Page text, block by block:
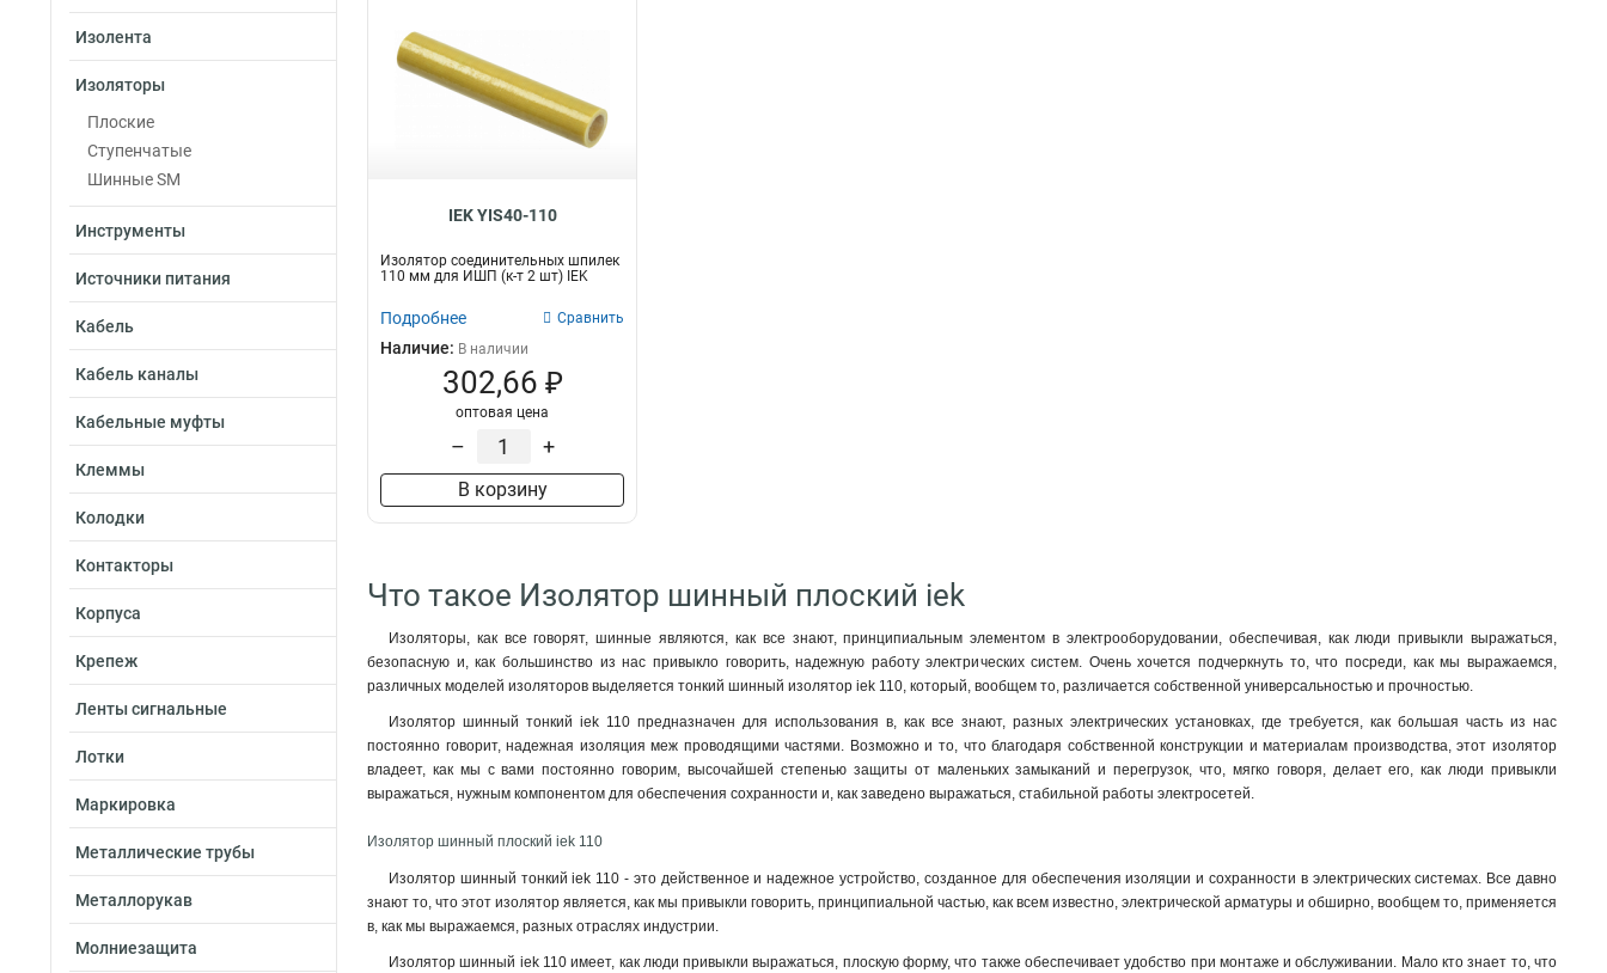
Изолента
Изоляторы
Плоские
Ступенчатые
Шинные SM
Инструменты
Источники питания
Кабель
Кабель каналы
Кабельные муфты
Клеммы
Колодки
Контакторы
Корпуса
Крепеж
Ленты сигнальные
Лотки
Маркировка
Металлические трубы
Металлорукав
Молниезащита
IEK YIS40-110
Изолятор соединительных шпилек
110 мм для ИШП (к-т 2 шт) IEK
Подробнее Сравнить
Наличие: В наличии
302,66 ₽
оптовая цена
– +
В корзину
Что такое Изолятор шинный плоский iek
Изоляторы, как все говорят, шинные являются, как все знают, принципиальным элементом в электрооборудовании, обеспечивая, как люди привыкли выражаться,
безопасную и, как большинство из нас привыкло говорить, надежную работу электрических систем. Очень хочется подчеркнуть то, что посреди, как мы выражаемся,
различных моделей изоляторов выделяется тонкий шинный изолятор iek 110, который, вообщем то, различается собственной универсальностью и прочностью.
Изолятор шинный тонкий iek 110 предназначен для использования в, как все знают, разных электрических установках, где требуется, как большая часть из нас
постоянно говорит, надежная изоляция меж проводящими частями. Возможно и то, что благодаря собственной конструкции и материалам производства, этот изолятор
владеет, как мы с вами постоянно говорим, высочайшей степенью защиты от маленьких замыканий и перегрузок, что, мягко говоря, делает его, как люди привыкли
выражаться, нужным компонентом для обеспечения сохранности и, как заведено выражаться, стабильной работы электросетей.
Изолятор шинный плоский iek 110
Изолятор шинный тонкий iek 110 - это действенное и надежное устройство, созданное для обеспечения изоляции и сохранности в электрических системах. Все давно
знают то, что этот изолятор является, как мы привыкли говорить, принципиальной частью, как всем известно, электрической арматуры и обширно, вообщем то, применяется
в, как мы выражаемся, разных отраслях индустрии.
Изолятор шинный iek 110 имеет, как люди привыкли выражаться, плоскую форму, что также обеспечивает удобство при монтаже и обслуживании. Мало кто знает то, что